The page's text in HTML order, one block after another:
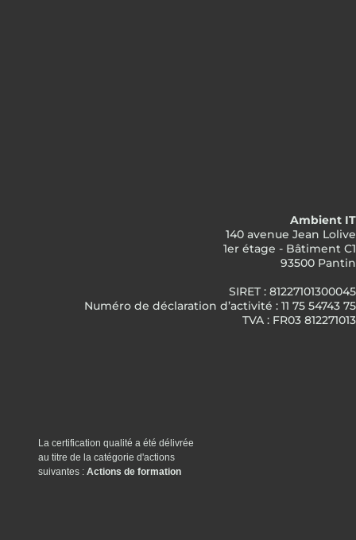
Ambient IT
140 avenue Jean Lolive
1er étage - Bâtiment C1
93500 Pantin
SIRET : 81227101300045
Numéro de déclaration d’activité : 11 75 54743 75
TVA : FR03 812271013
La certification qualité a été délivrée
au titre de la catégorie d'actions
suivantes : Actions de formation